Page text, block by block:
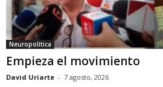
Neuropolítica
Empieza el movimiento
David Uriarte - 7 agosto, 2026